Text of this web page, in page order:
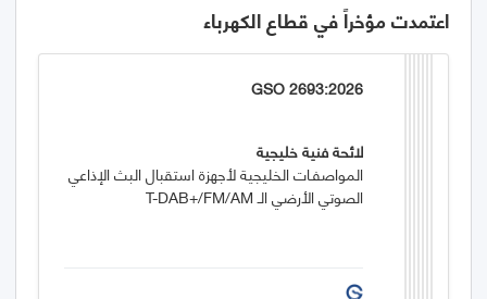
اعتمدت مؤخراً في قطاع الكهرباء
GSO 2693:2026
لائحة فنية خليجية
المواصفـات الخليجية لأجهزة استقبال البث الإذاعي
الصوتي الأرضي الـ T-DAB+/FM/AM